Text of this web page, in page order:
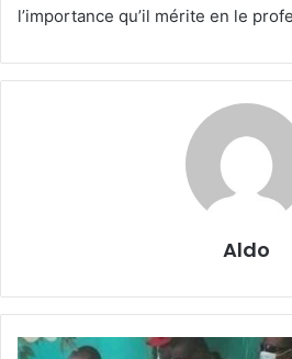
l’importance qu’il mérite en le
Aldo
Il